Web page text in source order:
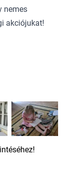
nemes
akciójukat!